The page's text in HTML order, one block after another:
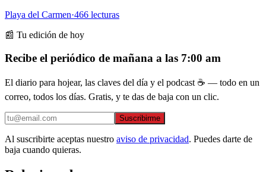
Playa del Carmen·466 lecturas
📰 Tu edición de hoy
Recibe el periódico de mañana a las 7:00 am
El diario para hojear, las claves del día y el podcast ☕ — todo en un
correo, todos los días. Gratis, y te das de baja con un clic.
Suscribirme
Al suscribirte aceptas nuestro aviso de privacidad. Puedes darte de
baja cuando quieras.